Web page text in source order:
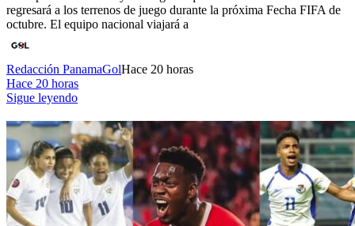
regresará a los terrenos de juego durante la próxima Fecha FIFA de
octubre. El equipo nacional viajará a
Redacción PanamaGolHace 20 horas
Hace 20 horas
Sigue leyendo